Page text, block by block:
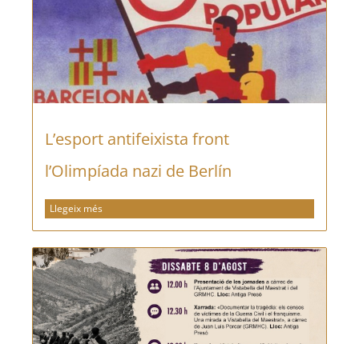
L’esport antifeixista front
l’Olimpíada nazi de Berlín
Llegeix més